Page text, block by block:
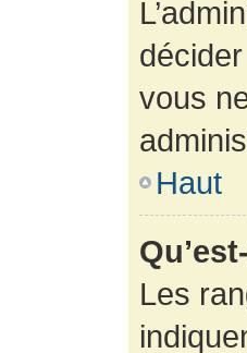
vous
Haut
Les